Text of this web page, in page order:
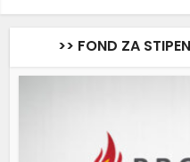
>> FOND ZA